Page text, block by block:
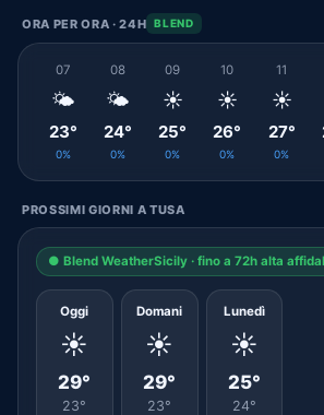
ORA PER ORA · 24H BLEND
07
🌤️
23°
0%
08
🌤️
24°
0%
09
☀️
25°
0%
10
☀️
26°
0%
11
☀️
27°
0%
PROSSIMI GIORNI A TUSA
● Blend WeatherSicily · fino a 72h alta
Oggi
☀️
29°
23°
Domani
☀️
29°
23°
Lunedì
☀️
25°
24°